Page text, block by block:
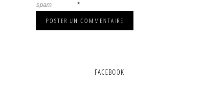
spam
*
FACEBOOK